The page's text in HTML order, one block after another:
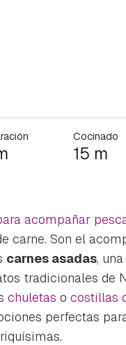
Cocinado
15 m
acompañar
carne. Son el
carnes asadas,
tradicionales de
chuletas o costillas
perfectas